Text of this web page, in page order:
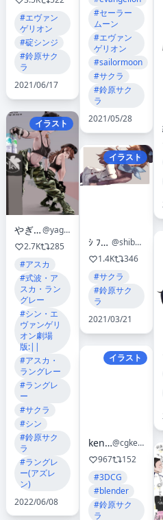
#エヴァン
ゲリオン
#碇シンジ
#鈴原サク
ラ
2021/06/17
イラスト
やぎさわてる
@yagisawateru
2.7K
285
#アスカ
#式波・ア
スカ・ラン
グレー
#シン・エ
ヴァンゲリ
オン劇場
版:||
#アスカ・
ラングレー
#ラングレ
ー
#サクラ
#シン
#鈴原サク
ラ
#ラングレ
ー(アズレ
ン)
2022/06/08
#セーラー
ムーン
#エヴァン
ゲリオン
#sailormoon
#サクラ
#鈴原サク
ラ
2021/05/28
イラスト
ｼ ﾌﾞﾘ ﾝ ｶﾞ ﾙ
@shiburingaru321
1.4K
346
#サクラ
#鈴原サク
ラ
2021/03/21
イラスト
kenpoo
@cgkenpoo
967
152
#3DCG
#blender
#鈴原サク
ラ